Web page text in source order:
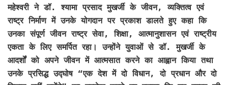
महेश्वरी ने डॉ. श्यामा प्रसाद मुखर्जी के जीवन, व्यक्तित्व एवं
राष्ट्र निर्माण में उनके योगदान पर प्रकाश डालते हुए कहा कि
उनका संपूर्ण जीवन राष्ट्र सेवा, शिक्षा, आत्मानुशासन एवं राष्ट्रीय
एकता के लिए समर्पित रहा। उन्होंने युवाओं से डॉ. मुखर्जी के
आदर्शों को अपने जीवन में आत्मसात करने का आह्वान किया तथा
उनके प्रसिद्ध उद्घोष “एक देश में दो विधान, दो प्रधान और दो